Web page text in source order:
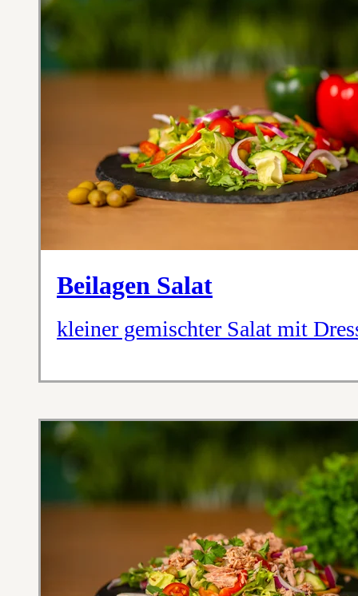
Beilagen Salat
kleiner gemischter Salat mit